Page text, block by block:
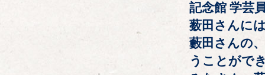
記念館 学芸
薮田さんに
藪田さんの
うことがで